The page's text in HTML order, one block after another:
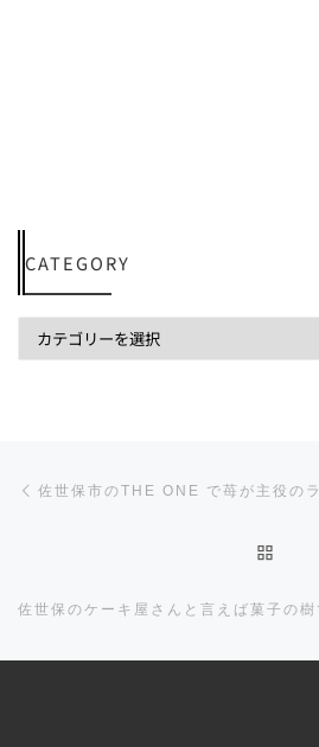
CATEGORY
投稿ナビゲーション